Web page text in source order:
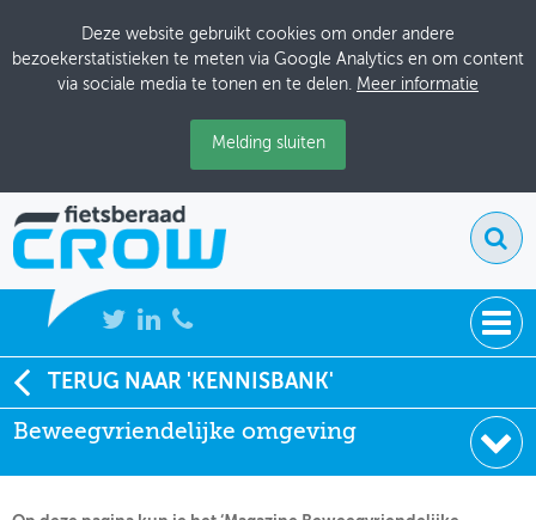
Deze website gebruikt cookies om onder andere
bezoekerstatistieken te meten via Google Analytics en om content
via sociale media te tonen en te delen. Meer informatie
Melding sluiten
NIEUWS
BIJEENKOMSTEN
KENNISBANK
TERUG NAAR 'KENNISBANK'
Beweegvriendelijke omgeving
Soort:
Brochures & Flyers
Uitgever:
CROW